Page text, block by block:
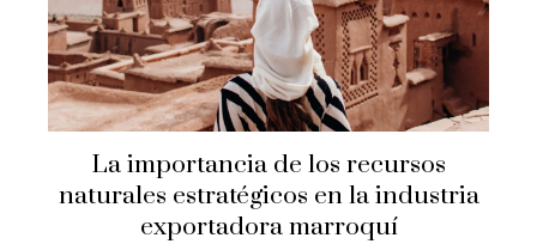
La importancia de los recursos
naturales estratégicos en la industria
exportadora marroquí